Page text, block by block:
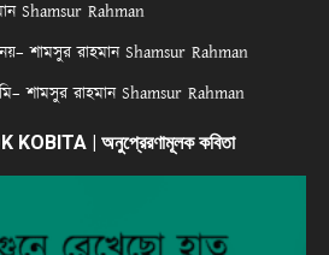
Shamsur Rahman
শামসুর রাহমান Shamsur Rahman
শামসুর রাহমান Shamsur Rahman
| অনুপ্রেরণামূলক কবিতা